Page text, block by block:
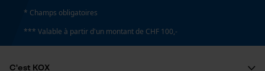
* Champs obligatoires
*** Valable à partir d'un montant de CHF 100,-
C'est KOX
Econda Analytics
Mouseflow Web Analytics Tool
Fact-Finder Tracking